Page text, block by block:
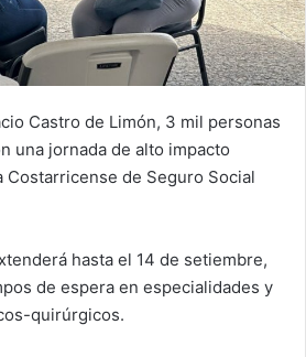
Castro de Limón, 3 mil personas
una jornada de alto impacto
Costarricense de Seguro Social
hasta el 14 de setiembre,
de espera en especialidades y
quirúrgicos.